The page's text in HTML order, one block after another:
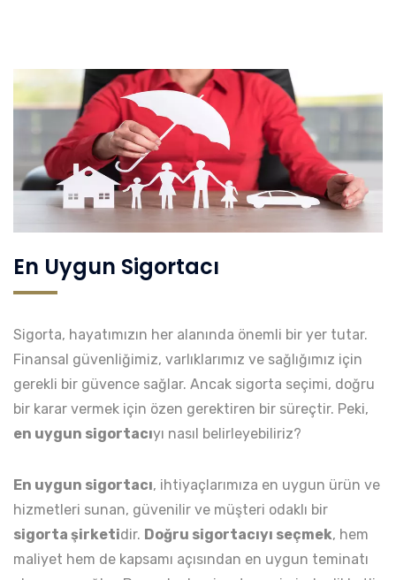
En Uygun Sigortacı
Sigorta, hayatımızın her alanında önemli bir yer tutar.
Finansal güvenliğimiz, varlıklarımız ve sağlığımız için
gerekli bir güvence sağlar. Ancak sigorta seçimi, doğru
bir karar vermek için özen gerektiren bir süreçtir. Peki,
en uygun sigortacıyı nasıl belirleyebiliriz?
En uygun sigortacı, ihtiyaçlarımıza en uygun ürün ve
hizmetleri sunan, güvenilir ve müşteri odaklı bir
sigorta şirketidir. Doğru sigortacıyı seçmek, hem
maliyet hem de kapsamı açısından en uygun teminatı